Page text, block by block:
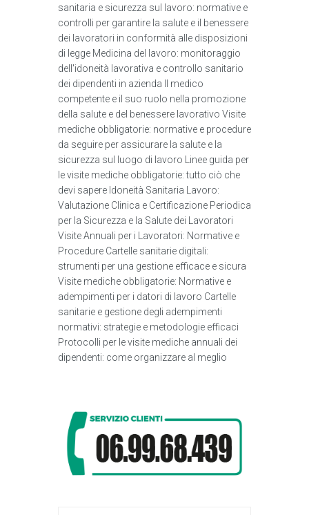
sanitaria e sicurezza sul lavoro: normative e
controlli per garantire la salute e il benessere
dei lavoratori in conformità alle disposizioni
di legge Medicina del lavoro: monitoraggio
dell'idoneità lavorativa e controllo sanitario
dei dipendenti in azienda Il medico
competente e il suo ruolo nella promozione
della salute e del benessere lavorativo Visite
mediche obbligatorie: normative e procedure
da seguire per assicurare la salute e la
sicurezza sul luogo di lavoro Linee guida per
le visite mediche obbligatorie: tutto ciò che
devi sapere Idoneità Sanitaria Lavoro:
Valutazione Clinica e Certificazione Periodica
per la Sicurezza e la Salute dei Lavoratori
Visite Annuali per i Lavoratori: Normative e
Procedure Cartelle sanitarie digitali:
strumenti per una gestione efficace e sicura
Visite mediche obbligatorie: Normative e
adempimenti per i datori di lavoro Cartelle
sanitarie e gestione degli adempimenti
normativi: strategie e metodologie efficaci
Protocolli per le visite mediche annuali dei
dipendenti: come organizzare al meglio